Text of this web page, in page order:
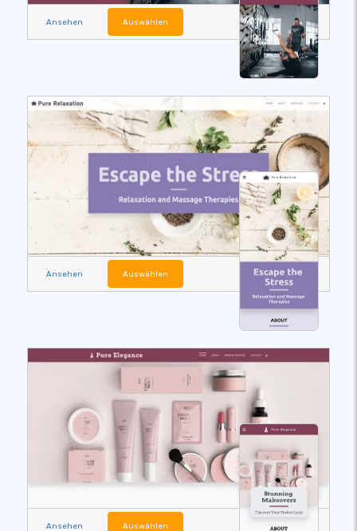
Ansehen Auswählen
Ansehen Auswählen
Ansehen Auswählen